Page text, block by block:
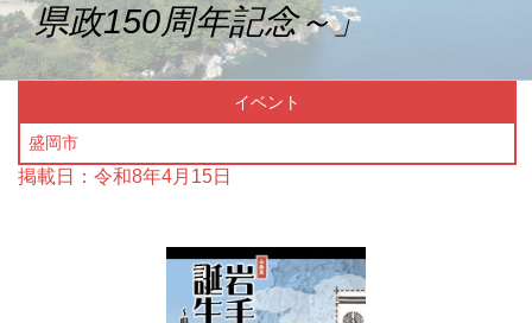
県政150周年記念～」
イベント
盛岡市
掲載日：令和8年4月15日